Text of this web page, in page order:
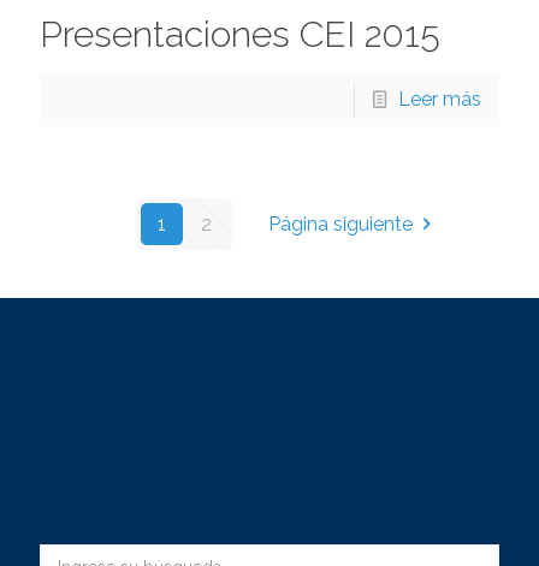
Presentaciones CEI 2015
Leer más
1 2 Página siguiente